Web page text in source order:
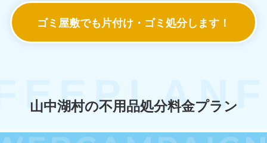
ゴミ屋敷でも 片付け・ゴミ処分します！
山中湖村の不用品処分料金プラン